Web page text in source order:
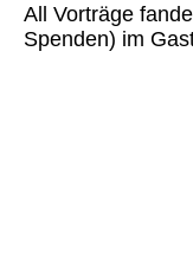
All Vorträge
Spenden) im